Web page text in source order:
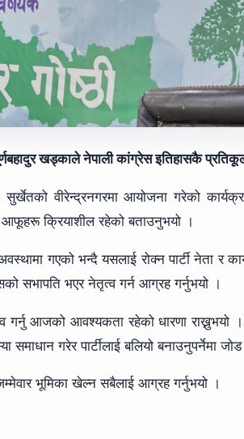
खड्काले नेपाली कांग्रेस इतिहासकै
वीरेन्द्रनगरमा आयोजना गरेको
आफूहरू क्रियाशील रहेको बताउनुभयो ।
गएको भन्दै यसलाई रोक्न पार्टी नेता र
सभापति भएर नेतृत्व गर्न आग्रह गर्नुभयो ।
गर्नु आजको आवश्यकता रहेको धारणा
गरेर पार्टीलाई बलियो बनाउनुपर्नेमा
भूमिका खेल्न सबैलाई आग्रह गर्नुभयो ।